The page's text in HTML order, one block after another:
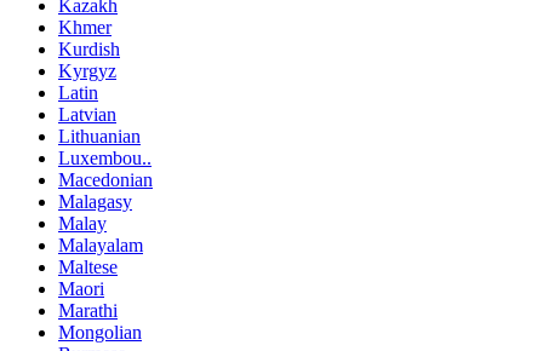
Kazakh
Khmer
Kurdish
Kyrgyz
Latin
Latvian
Lithuanian
Luxembou..
Macedonian
Malagasy
Malay
Malayalam
Maltese
Maori
Marathi
Mongolian